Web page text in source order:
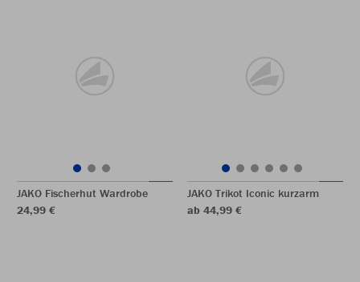
JAKO Fischerhut Wardrobe
24,99 €
JAKO Trikot Iconic kurzarm
ab 44,99 €